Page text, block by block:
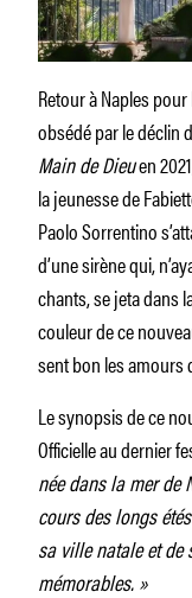
Retour à Naples
obsédé par le déclin
Main de Dieuen
la jeunesse de
Paolo Sorrentino
d’une sirène qui,
chants, se jeta dans
couleur de ce
sent bon les amours
Le synopsis de ce
Officielle au dernier
née dans la mer de
cours des longs
sa ville natale et de
mémorables. »